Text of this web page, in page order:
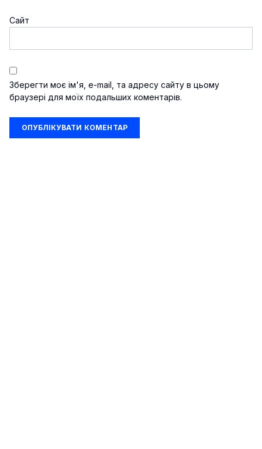
Сайт
Зберегти моє ім'я, e-mail, та адресу сайту в цьому
браузері для моїх подальших коментарів.